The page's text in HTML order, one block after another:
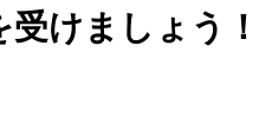
けましょう！